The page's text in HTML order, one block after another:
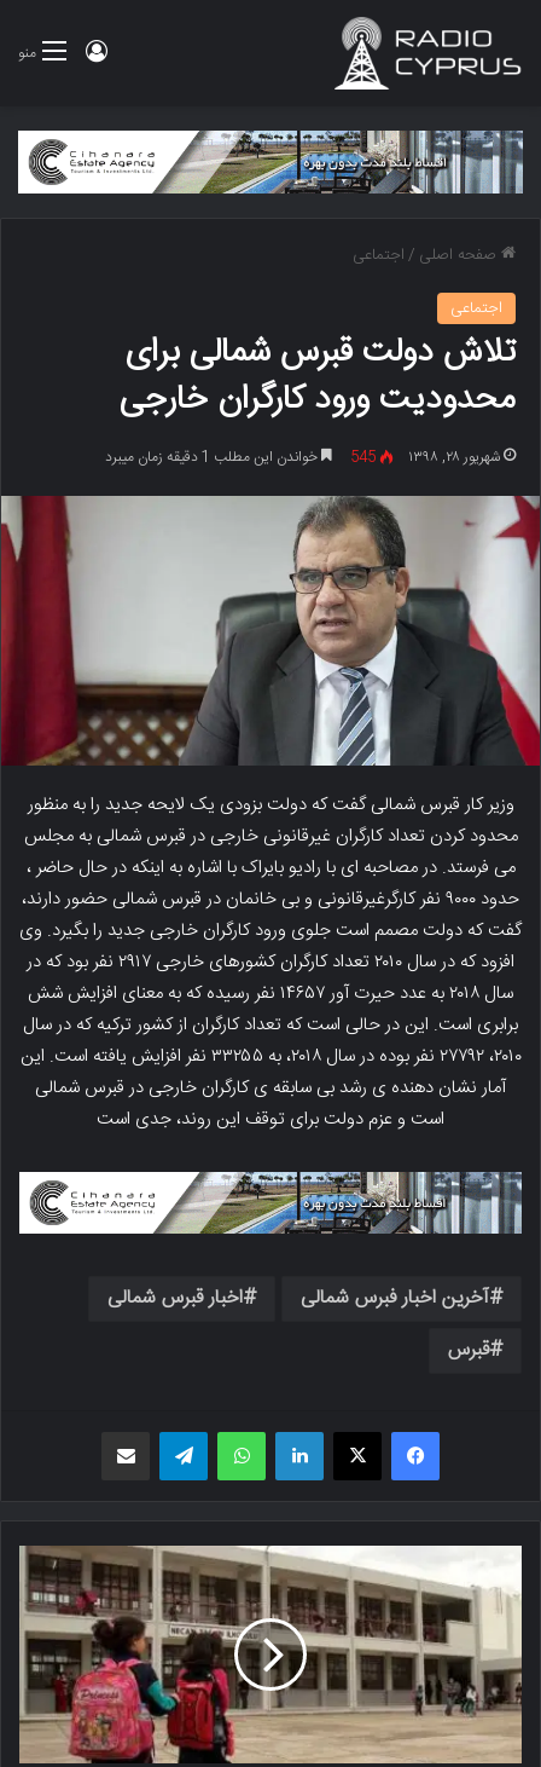
منو ورود
صفحه اصلی /اجتماعی
اجتماعی
تلاش دولت قبرس شمالی برای
محدودیت ورود کارگران خارجی
شهریور ۲۸, ۱۳۹۸ 545 خواندن این مطلب 1 دقیقه زمان میبرد
وزیر کار قبرس شمالی گفت که دولت بزودی یک لایحه جدید را به منظور
محدود کردن تعداد کارگران غیرقانونی خارجی در قبرس شمالی به مجلس
می فرستد. در مصاحبه ای با رادیو بایراک با اشاره به اینکه در حال حاضر ،
حدود ۹۰۰۰ نفر کارگرغیرقانونی و بی خانمان در قبرس شمالی حضور دارند،
گفت که دولت مصمم است جلوی ورود کارگران خارجی جدید را بگیرد. وی
افزود که در سال ۲۰۱۰ تعداد کارگران کشورهای خارجی ۲۹۱۷ نفر بود که در
سال ۲۰۱۸ به عدد حیرت آور ۱۴۶۵۷ نفر رسیده که به معنای افزایش شش
برابری است. این در حالی است که تعداد کارگران از کشور ترکیه که در سال
۲۰۱۰، ۲۷۷۹۲ نفر بوده در سال ۲۰۱۸، به ۳۳۲۵۵ نفر افزایش یافته است. این
آمار نشان دهنده ی رشد بی سابقه ی کارگران خارجی در قبرس شمالی
است و عزم دولت برای توقف این روند، جدی است
آخرین اخبار فبرس شمالی
اخبار قبرس شمالی
قبرس
فیسبوک X لینکدین واتس اپ